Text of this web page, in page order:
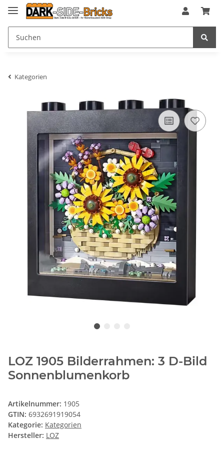
Kategorien
LOZ 1905 Bilderrahmen: 3 D-Bild
Sonnenblumenkorb
Artikelnummer: 1905
GTIN: 6932691919054
Kategorie: Kategorien
Hersteller: LOZ